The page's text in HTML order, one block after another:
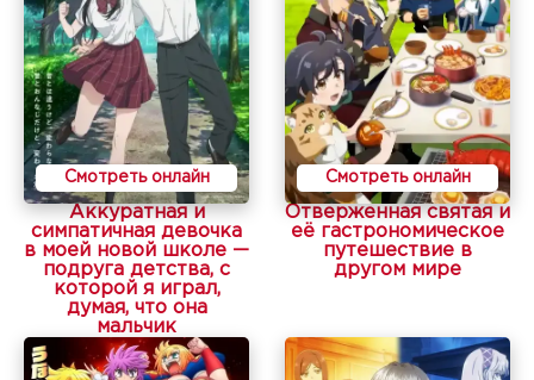
Смотреть онлайн
Аккуратная и
симпатичная девочка
в моей новой школе —
подруга детства, с
которой я играл,
думая, что она
мальчик
Смотреть онлайн
Отверженная святая и
её гастрономическое
путешествие в
другом мире